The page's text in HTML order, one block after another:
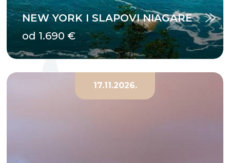
NEW YORK I SLAPOVI NIAGARE
od 1.690 €
17.11.2026.